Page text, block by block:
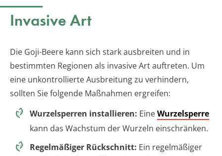
Invasive Art
Die Goji-Beere kann sich stark ausbreiten und in
bestimmten Regionen als invasive Art auftreten. Um
eine unkontrollierte Ausbreitung zu verhindern,
sollten Sie folgende Maßnahmen ergreifen:
Wurzelsperren installieren: EineWurzelsperre
kann das Wachstum der Wurzeln einschränken.
Regelmäßiger Rückschnitt: Ein regelmäßiger